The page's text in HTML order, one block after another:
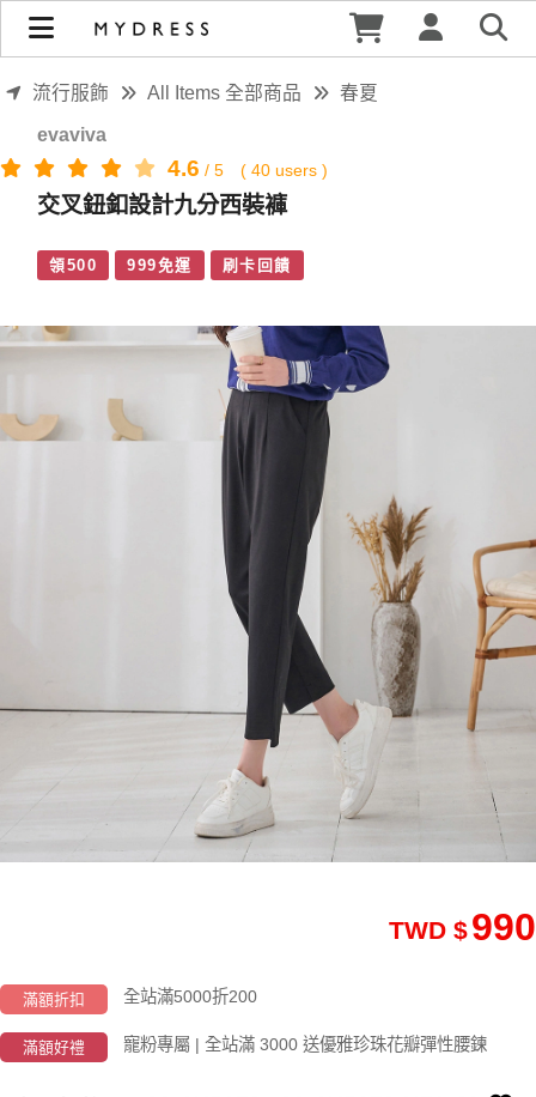
交叉鈕釦設計九分西裝褲 | MYDRESS 時裳韓風
流行服飾 All Items 全部商品 春夏
evaviva
4.6 / 5 ( 40 users )
交叉鈕釦設計九分西裝褲
領500 999免運 刷卡回饋
990
TWD $
滿額折扣 全站滿5000折200
滿額好禮 寵粉專屬 | 全站滿 3000 送優雅珍珠花瓣彈性腰鍊